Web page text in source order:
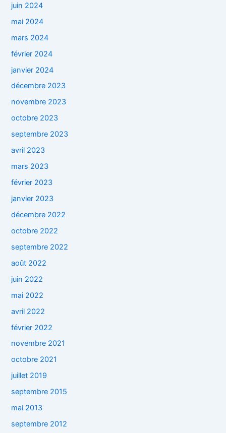
juin 2024
mai 2024
mars 2024
février 2024
janvier 2024
décembre 2023
novembre 2023
octobre 2023
septembre 2023
avril 2023
mars 2023
février 2023
janvier 2023
décembre 2022
octobre 2022
septembre 2022
août 2022
juin 2022
mai 2022
avril 2022
février 2022
novembre 2021
octobre 2021
juillet 2019
septembre 2015
mai 2013
septembre 2012